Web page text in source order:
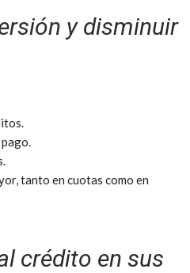
y disminuir
tanto en cuotas como en
crédito en sus